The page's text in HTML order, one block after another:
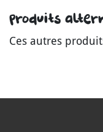
Produits
Ces autres